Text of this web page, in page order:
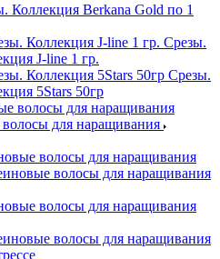
Коллекция Berkana Gold по 1
Срезы.
J-line 1 гр.
Срезы.
5Stars 50гр
для наращивания
волосы для наращивания
волосы для наращивания